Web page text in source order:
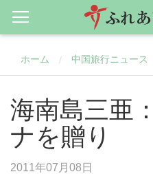
ホーム / 中国旅行ニュース
海南島三亜
ナを贈り
2011年07月08日